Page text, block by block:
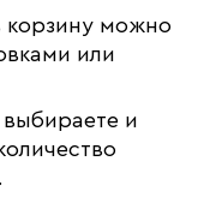
корзину можно
или
и